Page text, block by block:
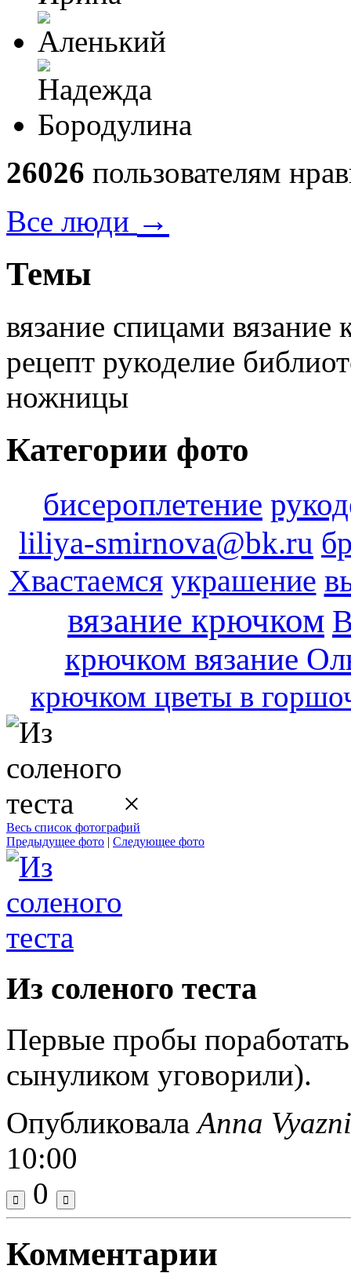
26026 пользователям
Все люди →
Темы
вязание спицами
рецепт рукоделие
ножницы
Категории фото
бисероплетение
liliya-smirnova@bk.ru
Хвастаемся украшение
вязание крючком
крючком вязание
крючком цветы в
×
Весь список фотографий
Предыдущее фото | Следующее фото
Из соленого теста
Первые пробы
сынуликом уговорили).
ОпубликовалаAnna
10:00
0
Комментарии